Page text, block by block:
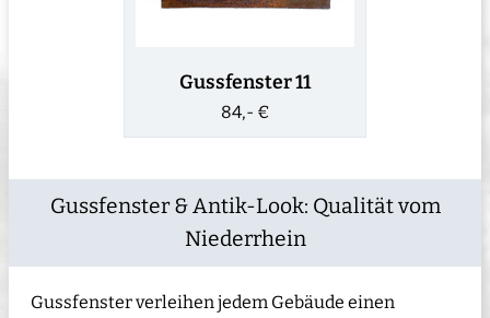
Gussfenster 11
84,- €
Gussfenster & Antik-Look: Qualität vom
Niederrhein
Gussfenster verleihen jedem Gebäude einen